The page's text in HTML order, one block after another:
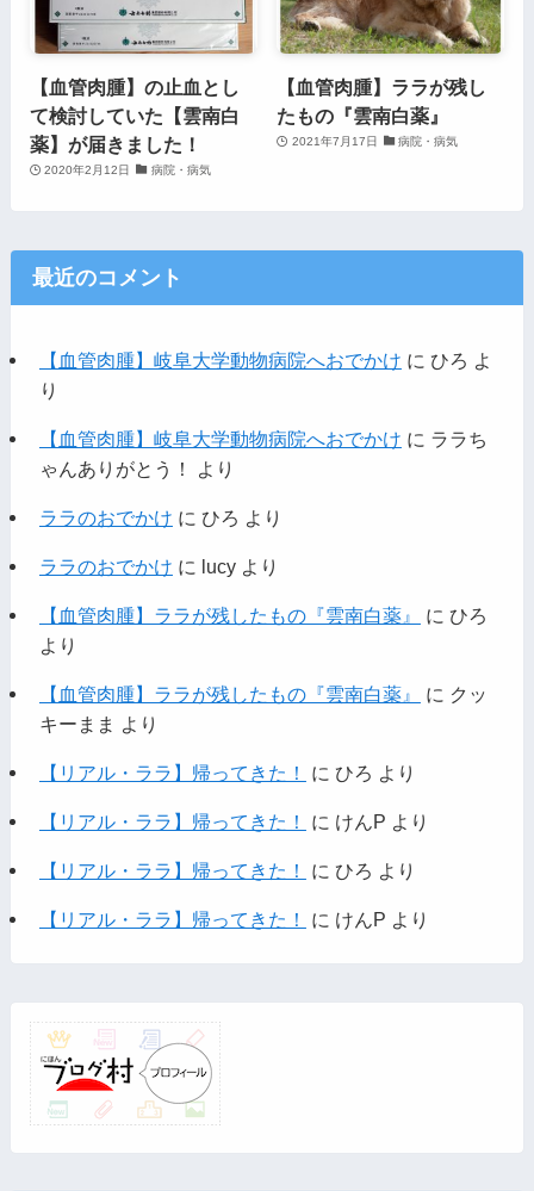
【血管肉腫】の止血とし
て検討していた【雲南白
薬】が届きました！
2020年2月12日 病院・病気
【血管肉腫】ララが残し
たもの『雲南白薬』
2021年7月17日 病院・病気
最近のコメント
【血管肉腫】岐阜大学動物病院へおでかけ に ひろ よ
り
【血管肉腫】岐阜大学動物病院へおでかけ に ララち
ゃんありがとう！
より
ララのおでかけ に ひろ より
ララのおでかけ に lucyより
【血管肉腫】ララが残したもの『雲南白薬』 に ひろ
より
【血管肉腫】ララが残したもの『雲南白薬』 に クッ
キーまま より
【リアル・ララ】帰ってきた！ に ひろ より
【リアル・ララ】帰ってきた！ に けんP より
【リアル・ララ】帰ってきた！ に ひろ より
【リアル・ララ】帰ってきた！ に けんP より